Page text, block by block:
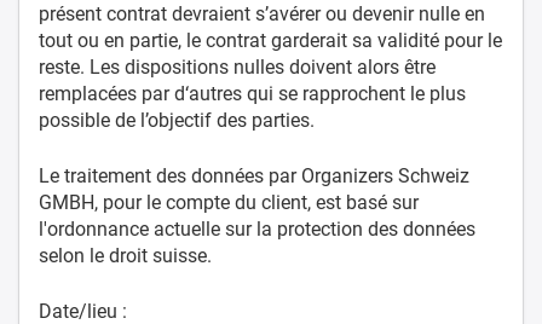
présent contrat devraient s’avérer ou devenir nulle en
tout ou en partie, le contrat garderait sa validité pour le
reste. Les dispositions nulles doivent alors être
remplacées par d‘autres qui se rapprochent le plus
possible de l’objectif des parties.
Le traitement des données par Organizers Schweiz
GMBH, pour le compte du client, est basé sur
l'ordonnance actuelle sur la protection des données
selon le droit suisse.
Date/lieu :